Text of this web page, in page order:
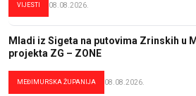
VIJESTI 08.08.2026.
Mladi iz Sigeta na putovima Zrinskih u
projekta ZG – ZONE
MEĐIMURSKA ŽUPANIJA 08.08.2026.